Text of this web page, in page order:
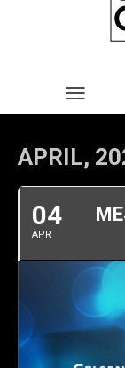
TOGGLE
IMPRESSUM UND
APRIL,
04
APR